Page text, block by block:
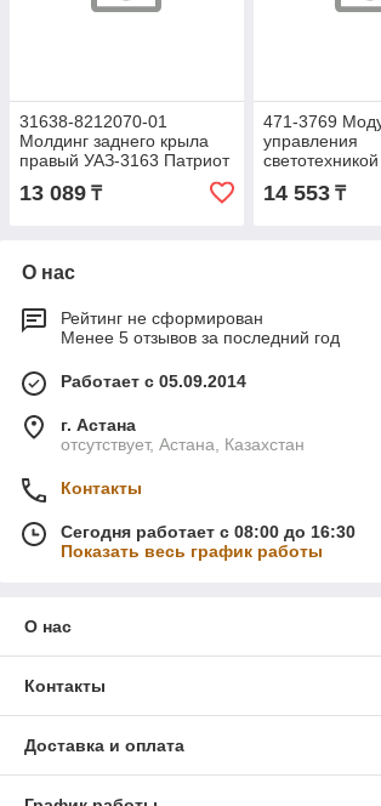
31638-8212070-01
Молдинг заднего крыла
правый УАЗ-3163 Патриот
окраску)
13 089 ₸
471-3769
управления
Cartronic
14 553₸
О нас
Рейтинг не сформирован
Менее 5 отзывов за последний год
Работает с 05.09.2014
г. Астана
отсутствует, Астана, Казахстан
Контакты
Сегодня работает с 08:00 до 16:30
Показать весь график работы
О нас
Контакты
Доставка и оплата